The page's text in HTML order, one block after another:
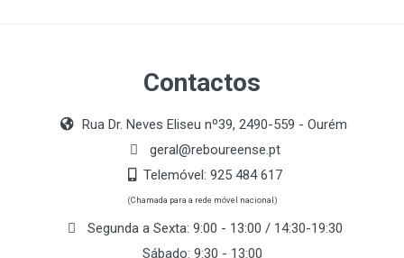
Contactos
Rua Dr. Neves Eliseu nº39, 2490-559 - Ourém
geral@reboureense.pt
Telemóvel: 925 484 617
(Chamada para a rede móvel nacional)
Segunda a Sexta: 9:00 - 13:00 / 14:30-19:30
Sábado: 9:30 - 13:00